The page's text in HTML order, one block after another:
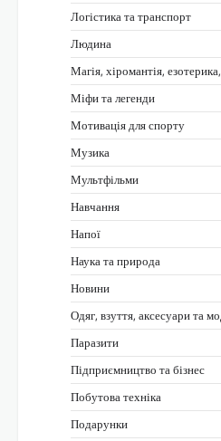
Логістика та транспорт
Людина
Магія, хіромантія,
Міфи та легенди
Мотивація для спорту
Музика
Мультфільми
Навчання
Напої
Наука та природа
Новини
Одяг, взуття, аксесуари та
Паразити
Підприємництво та бізнес
Побутова техніка
Подарунки